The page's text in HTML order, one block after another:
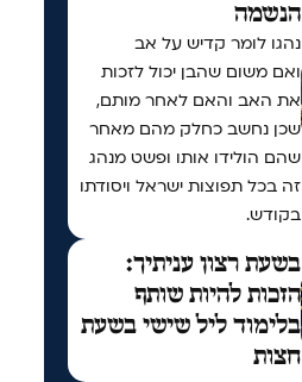
הנשמה
נהגו לומר קדיש על אב
ואם משום שהבן יכול לזכות
את האב והאם לאחר מותם,
שכן נחשב כחלק מהם מאחר
שהם הולידו אותו ופשט מנהג
זה בכל תפוצות ישראל ויסודתו
בקודש.
בשעת רצון עניתיך:
הזכות להיות שותף
בלימוד ליל שישי בשעת
חצות